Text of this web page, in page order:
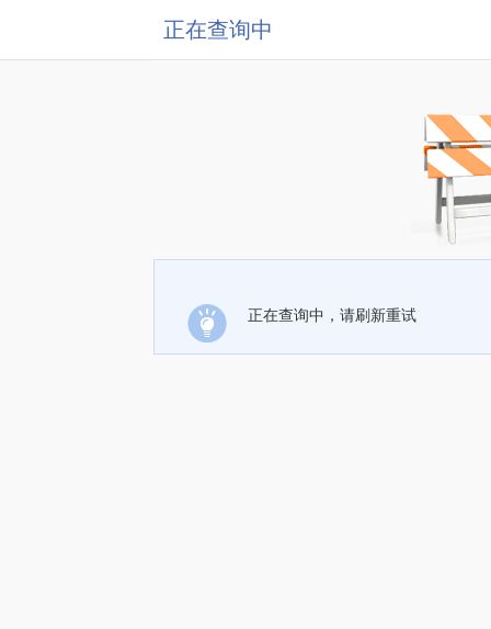
正在查询中
正在查询中，请刷新重试